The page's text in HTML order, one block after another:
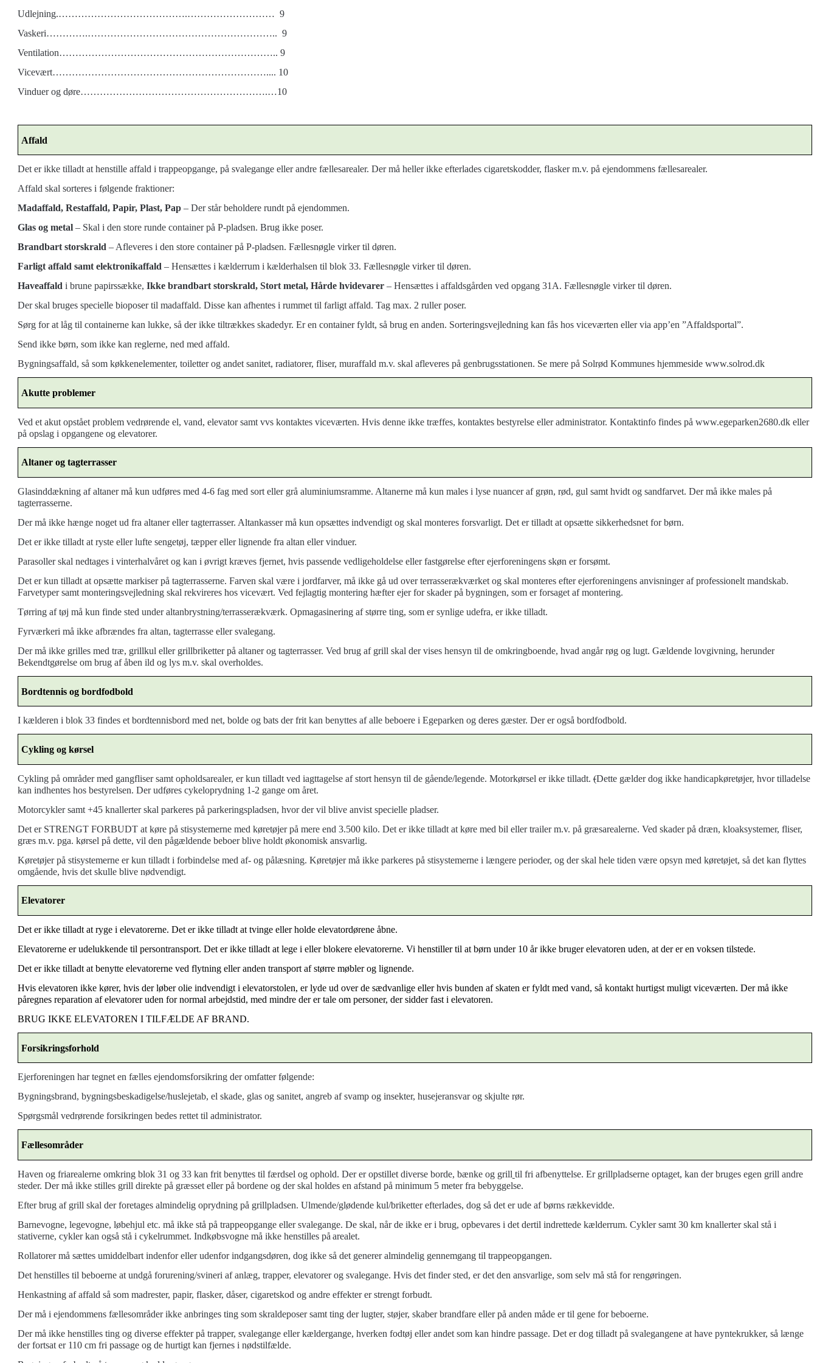
Udlejning.………………………………….……………………… 9
Vaskeri………….………………………………………………….. 9
Ventilation………………………………………………………….. 9
Vicevært………………………………………………………….... 10
Vinduer og døre………………………………………………….…10
Affald
Det er ikke tilladt at henstille affald i trappeopgange, på svalegange eller andre fællesarealer. Der må heller ikke efterlades cigaretskodder, flasker m.v. på ejendommens fællesarealer.
Affald skal sorteres i følgende fraktioner:
Madaffald, Restaffald, Papir, Plast, Pap– Der står beholdere rundt på ejendommen.
Glas og metal– Skal i den store runde container på P-pladsen. Brug ikke poser.
Brandbart storskrald– Afleveres i den store container på P-pladsen. Fællesnøgle virker til døren.
Farligt affald samt elektronikaffald– Hensættes i kælderrum i kælderhalsen til blok 33. Fællesnøgle virker til døren.
Haveaffaldi brune papirssække, Ikke brandbart storskrald, Stort metal, Hårde hvidevarer– Hensættes i affaldsgården ved opgang 31A. Fællesnøgle virker til døren.
Der skal bruges specielle bioposer til madaffald. Disse kan afhentes i rummet til farligt affald. Tag max. 2 ruller poser.
Sørg for at låg til containerne kan lukke, så der ikke tiltrækkes skadedyr. Er en container fyldt, så brug en anden. Sorteringsvejledning kan fås hos viceværten eller via app’en ”Affaldsportal”.
Send ikke børn, som ikke kan reglerne, ned med affald.
Bygningsaffald, så som køkkenelementer, toiletter og andet sanitet, radiatorer, fliser, muraffald m.v. skal afleveres på genbrugsstationen. Se mere på Solrød Kommunes hjemmeside www.solrod.dk
Akutte problemer
Ved et akut opstået problem vedrørende el, vand, elevator samt vvs kontaktes viceværten. Hvis denne ikke træffes, kontaktes bestyrelse eller administrator. Kontaktinfo findes på www.egeparken2680.dk eller
på opslag i opgangene og elevatorer.
Altaner og tagterrasser
Glasinddækning af altanermå kun udføres med 4-6 fag med sort eller grå aluminiumsramme. Altanerne må kun males i lyse nuancer af grøn, rød, gul samt hvidt og sandfarvet. Der må ikke males på
tagterrasserne.
Der må ikke hænge noget ud fra altaner eller tagterrasser. Altankasser må kun opsættes indvendigt og skal monteres forsvarligt. Det er tilladt at opsætte sikkerhedsnet for børn.
Det er ikke tilladt at ryste eller lufte sengetøj, tæpper eller lignende fra altan eller vinduer.
Parasoller skal nedtages i vinterhalvåret og kan i øvrigt kræves fjernet, hvis passende vedligeholdelse eller fastgørelse efter ejerforeningens skøn er forsømt.
Det er kun tilladt at opsætte markiser på tagterrasserne. Farven skal være i jordfarver, må ikke gå ud over terrasserækværket og skal monteres efter ejerforeningens anvisninger af professionelt mandskab.
Farvetyper samt monteringsvejledning skal rekvireres hos vicevært. Ved fejlagtig montering hæfter ejer for skader på bygningen, som er forsaget af montering.
Tørring af tøj må kun finde sted under altanbrystning/terrasserækværk. Opmagasinering af større ting, som er synlige udefra, er ikke tilladt.
Fyrværkeri må ikke afbrændes fra altan, tagterrasse eller svalegang.
Der må ikke grilles med træ, grillkul eller grillbriketter på altaner og tagterrasser. Ved brug af grill skal der vises hensyn til de omkringboende, hvad angår røg og lugt. Gældende lovgivning, herunder
Bekendtgørelse om brug af åben ild og lys m.v. skal overholdes.
Bordtennis og bordfodbold
I kælderen i blok 33 findes et bordtennisbord med net, bolde og bats der frit kan benyttes af alle beboere i Egeparken og deres gæster. Der er også bordfodbold.
Cykling og kørsel
Cykling på områder med gangfliser samt opholdsarealer, er kun tilladt ved iagttagelse af stort hensyn til de gående/legende. Motorkørsel er ikke tilladt. (Dette gælder dog ikke handicapkøretøjer, hvor tilladelse
kan indhentes hos bestyrelsen. Der udføres cykeloprydning 1-2 gange om året.
Motorcykler samt +45 knallerter skal parkeres på parkeringspladsen, hvor der vil blive anvist specielle pladser.
Det er STRENGT FORBUDT at køre på stisystemerne med køretøjer på mere end 3.500 kilo. Det er ikke tilladt at køre med bil eller trailer m.v. på græsarealerne. Ved skader på dræn, kloaksystemer, fliser,
græs m.v. pga. kørsel på dette, vil den pågældende beboer blive holdt økonomisk ansvarlig.
Køretøjer på stisystemerne er kun tilladt i forbindelse med af- og pålæsning. Køretøjer må ikke parkeres på stisystemerne i længere perioder, og der skal hele tiden være opsyn med køretøjet, så det kan flyttes
omgående, hvis det skulle blive nødvendigt.
Elevatorer
Det er ikke tilladt at ryge i elevatorerne. Det er ikke tilladt at tvinge eller holde elevatordørene åbne.
Elevatorerne er udelukkende til persontransport. Det er ikke tilladt at lege i eller blokere elevatorerne. Vi henstiller til at børn under 10 år ikke bruger elevatoren uden, at der er en voksen tilstede.
Det er ikke tilladt at benytte elevatorerne ved flytning eller anden transport af større møbler og lignende.
Hvis elevatoren ikke kører, hvis der løber olie indvendigt i elevatorstolen, er lyde ud over de sædvanlige eller hvis bunden af skaten er fyldt med vand, så kontakt hurtigst muligt viceværten. Der må ikke
påregnes reparation af elevatorer uden for normal arbejdstid, med mindre der er tale om personer, der sidder fast i elevatoren.
BRUG IKKE ELEVATOREN I TILFÆLDE AF BRAND.
Forsikringsforhold
Ejerforeningen har tegnet en fælles ejendomsforsikring der omfatter følgende:
Bygningsbrand, bygningsbeskadigelse/huslejetab, el skade, glas og sanitet, angreb af svamp og insekter, husejeransvar og skjulte rør.
Spørgsmål vedrørende forsikringen bedes rettet til administrator.
Fællesområder
Haven og friarealerne omkring blok 31 og 33 kan frit benyttes til færdsel og ophold. Der er opstillet diverse borde, bænke og grill til fri afbenyttelse. Er grillpladserne optaget, kan der bruges egen grill andre
steder. Der må ikke stilles grill direkte på græsset eller på bordene og der skal holdes en afstand på minimum 5 meter fra bebyggelse.
Efter brug af grill skal der foretages almindelig oprydning på grillpladsen. Ulmende/glødende kul/briketter efterlades, dog så det er ude af børns rækkevidde.
Barnevogne, legevogne, løbehjul etc. må ikke stå på trappeopgange eller svalegange. De skal, når de ikke er i brug, opbevares i det dertil indrettede kælderrum. Cykler samt 30 km knallerter skal stå i
stativerne, cykler kan også stå i cykelrummet. Indkøbsvogne må ikke henstilles på arealet.
Rollatorer må sættes umiddelbart indenfor eller udenfor indgangsdøren, dog ikke så det generer almindelig gennemgang til trappeopgangen.
Det henstilles til beboerne at undgå forurening/svineri af anlæg, trapper, elevatorer og svalegange. Hvis det finder sted, er det den ansvarlige, som selv må stå for rengøringen.
Henkastning af affald så som madrester, papir, flasker, dåser, cigaretskod og andre effekter er strengt forbudt.
Der må i ejendommens fællesområder ikke anbringes ting som skraldeposer samt ting der lugter, støjer, skaber brandfare eller på anden måde er til gene for beboerne.
Der må ikke henstilles ting og diverse effekter på trapper, svalegange eller kældergange, hverken fodtøj eller andet som kan hindre passage. Det er dog tilladt på svalegangene at have pyntekrukker, så længe
der fortsat er 110 cm fri passage og de hurtigt kan fjernes i nødstilfælde.